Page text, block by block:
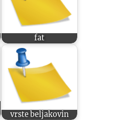
fat
vrste beljakovin